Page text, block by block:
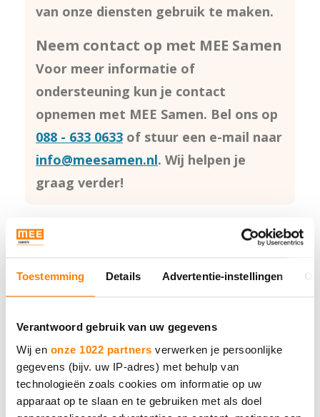
Toestemming Details Advertentie-instellingen
Verantwoord gebruik van uw gegevens
Wij en onze 1022 partners verwerken je persoonlijke
gegevens (bijv. uw IP-adres) met behulp van
technologieën zoals cookies om informatie op uw
apparaat op te slaan en te gebruiken met als doel
MEE Samen
Neem contact met ons op.
Bel 088 - 633 0633
van onze diensten gebruik te maken.
Neem contact op met MEE Samen
Voor meer informatie of
ondersteuning kun je contact
opnemen met MEE Samen. Bel ons op
088 - 633 0633 of stuur een e-mail naar
info@meesamen.nl. Wij helpen je
graag verder!